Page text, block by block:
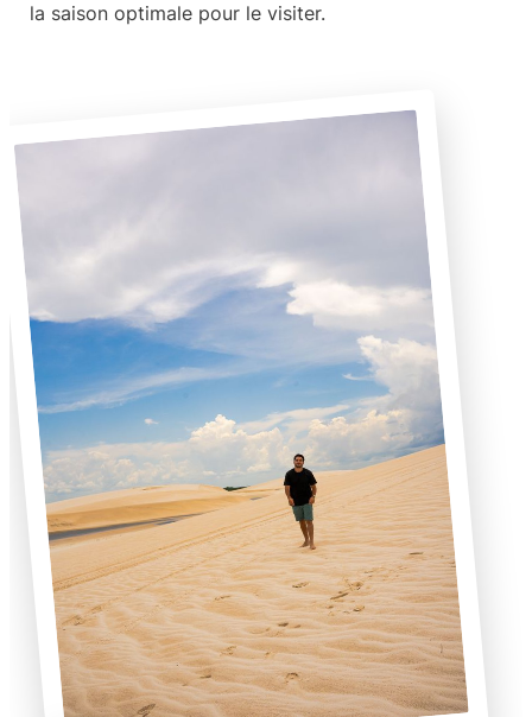
la saison optimale pour le visiter.